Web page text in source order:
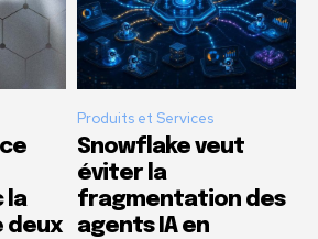
la
deux
Produits et Services
Snowflake veut
éviter la
fragmentation des
agents IA en